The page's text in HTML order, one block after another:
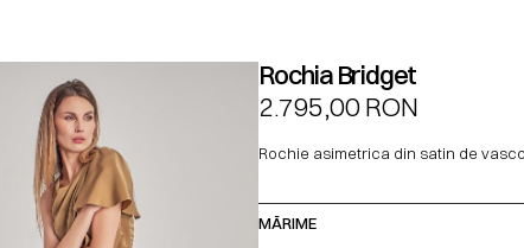
Rochia Bridget
2.795,00RON
Rochie asimetrica din satin de
MĂRIME